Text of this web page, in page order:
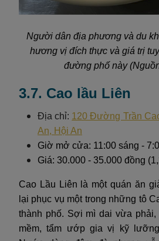
Người dân địa phương và du
hương vị đích thực và giá trị
đường phố này
3.7. Cao lầu Liên
Địa chỉ: 120 Đường Trần
An, Hội An
Giờ mở cửa: 11:00 sáng -
Giá: 30.000 - 35.000 đồng
Cao Lầu Liên là một quán ăn
lại phục vụ một trong những tô
thành phố. Sợi mì dai vừa
mềm, tẩm ướp gia vị kỹ